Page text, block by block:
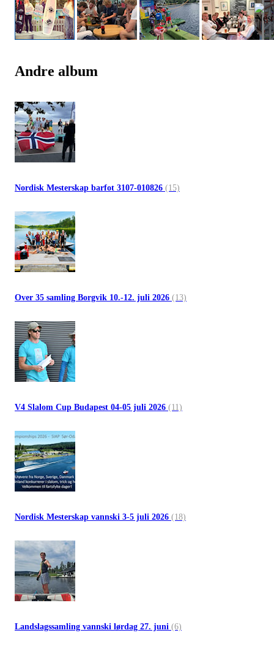
Andre album
Nordisk Mesterskap barfot 3107-010826 (15)
Over 35 samling Borgvik 10.-12. juli 2026 (13)
V4 Slalom Cup Budapest 04-05 juli 2026 (11)
Nordisk Mesterskap vannski 3-5 juli 2026 (18)
Landslagssamling vannski lørdag 27. juni (6)